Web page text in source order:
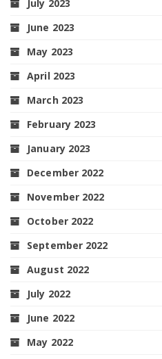
July 2023
June 2023
May 2023
April 2023
March 2023
February 2023
January 2023
December 2022
November 2022
October 2022
September 2022
August 2022
July 2022
June 2022
May 2022